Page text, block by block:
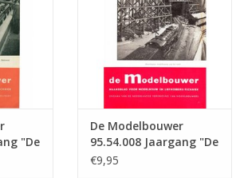
"De
:
De Modelbouwer
95.54.008 Jaargang "De
Modelbouwer" Editie :
€9,95